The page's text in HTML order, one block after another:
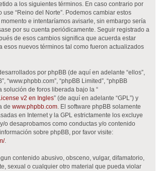
a los siguientes términos. En caso contrario por
use “Reino del Norte”. Podemos cambiar estos
e intentaríamos avisarle, sin embargo sería
por su cuenta periódicamente. Seguir registrado a
de esos cambios significa que acuerda estar
esos nuevos términos tal como fueron actualizados
por phpBB (de aquí en adelante “ellos”,
“www.phpbb.com”, “phpBB Limited”, “phpBB
solución de foros liberada bajo la “
v2 en Ingles” (de aquí en adelante “GPL”) y
de www.phpbb.com. El software phpBB solamente
en Internet y la GPL estrictamente los excluye
o desaprobamos como conductas y/o contenido
sobre phpBB, por favor visite:
.
contenido abusivo, obsceno, vulgar, difamatorio,
sexual o cualquier otro material que pueda violar